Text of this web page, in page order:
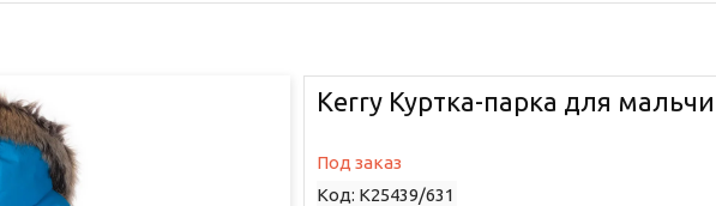
Kerry Куртка-парка для
Под заказ
Код: K25439/631